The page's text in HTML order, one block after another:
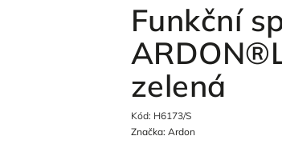
Funkční
zelená
Kód: H6173/S
Značka: Ardon